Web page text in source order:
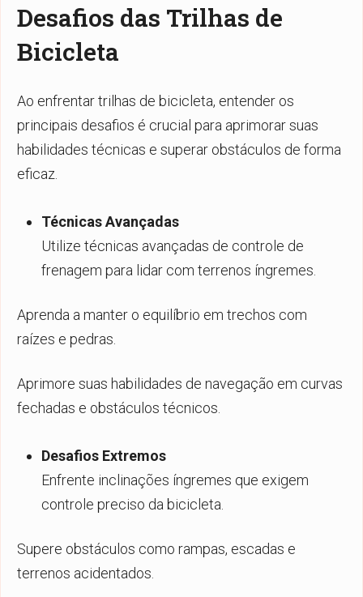
Desafios das Trilhas de
Bicicleta
Ao enfrentar trilhas de bicicleta, entender os
principais desafios é crucial para aprimorar suas
habilidades técnicas e superar obstáculos de forma
eficaz.
Técnicas Avançadas
Utilize técnicas avançadas de controle de
frenagem para lidar com terrenos íngremes.
Aprenda a manter o equilíbrio em trechos com
raízes e pedras.
Aprimore suas habilidades de navegação em curvas
fechadas e obstáculos técnicos.
Desafios Extremos
Enfrente inclinações íngremes que exigem
controle preciso da bicicleta.
Supere obstáculos como rampas, escadas e
terrenos acidentados.